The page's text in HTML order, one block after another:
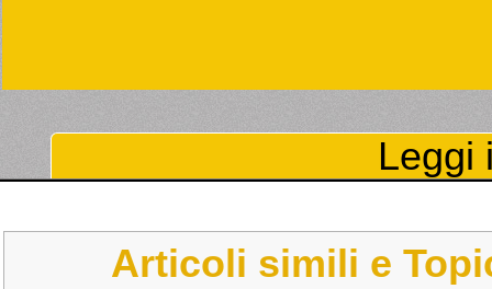
Leggi
Articoli simili e